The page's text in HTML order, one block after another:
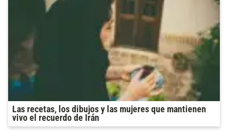
Las recetas, los dibujos y las mujeres que mantienen
vivo el recuerdo de Irán